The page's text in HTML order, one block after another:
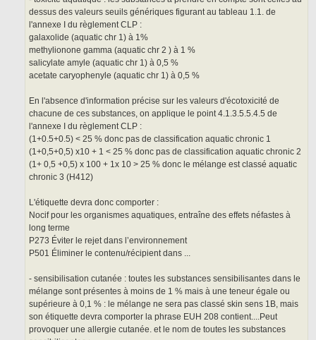
dessus des valeurs seuils génériques figurant au tableau 1.1. de
l'annexe I du règlement CLP :
galaxolide (aquatic chr 1) à 1%
methylionone gamma (aquatic chr 2 ) à 1 %
salicylate amyle (aquatic chr 1) à 0,5 %
acetate caryophenyle (aquatic chr 1) à 0,5 %
En l'absence d'information précise sur les valeurs d'écotoxicité de
chacune de ces substances, on applique le point 4.1.3.5.5.4.5 de
l'annexe I du règlement CLP :
(1+0.5+0.5) < 25 % donc pas de classification aquatic chronic 1
(1+0,5+0,5) x10 + 1 < 25 % donc pas de classification aquatic chronic 2
(1+ 0,5 +0,5) x 100 + 1x 10 > 25 % donc le mélange est classé aquatic
chronic 3 (H412)
L'étiquette devra donc comporter :
Nocif pour les organismes aquatiques, entraîne des effets néfastes à
long terme
P273 Éviter le rejet dans l’environnement
P501 Éliminer le contenu/récipient dans ...
- sensibilisation cutanée : toutes les substances sensibilisantes dans le
mélange sont présentes à moins de 1 % mais à une teneur égale ou
supérieure à 0,1 % : le mélange ne sera pas classé skin sens 1B, mais
son étiquette devra comporter la phrase EUH 208 contient....Peut
provoquer une allergie cutanée. et le nom de toutes les substances